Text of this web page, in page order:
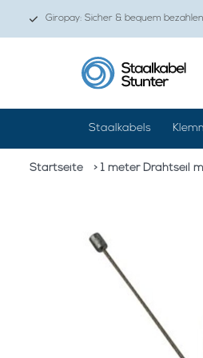
Giropay: Sicher & bequem bezahlen
Staalkabels
Startseite > 1 meter Drahtseil